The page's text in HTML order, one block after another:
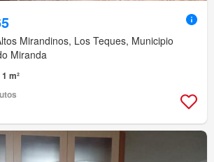
Mirandinos, Los Teques, Municipio
Miranda
1 m²